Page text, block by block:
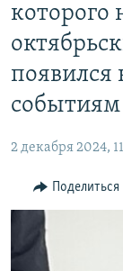
содержанию
Вернутся
главной
навигации
КЫРГЫЗСТАН
ТАДЖИКИСТАН
ВОЙНА В
ҚАЗАҚША
ТОҶИКӢ
TÜRKMENÇE
ПОДПИШИТЕСЬ НА
Все сайты
которого
появился
событиям
2 декабря 2024,
Поделиться